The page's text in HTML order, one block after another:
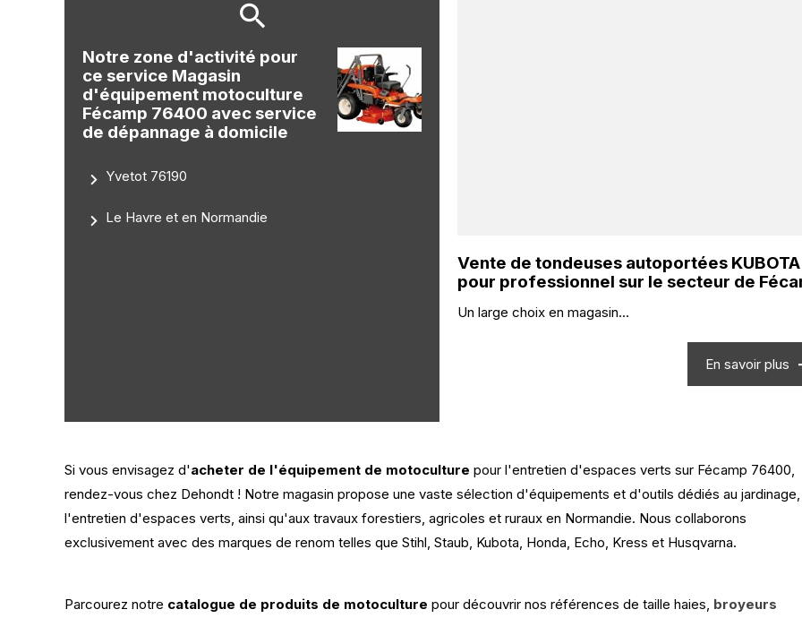
Notre zone d'activité pour
ce service Magasin
d'équipement motoculture
Fécamp 76400 avec service
de dépannage à domicile
Yvetot 76190
Le Havre et en Normandie
Vente de tondeuses autoportées KUBOTA
pour professionnel sur le secteur de
Un large choix en magasin...
En savoir plus
Si vous envisagez d'acheter de l'équipement de motoculture pour l'entretien d'espaces verts sur Fécamp 76400,
rendez-vous chez Dehondt ! Notre magasin propose une vaste sélection d'équipements et d'outils dédiés au
l'entretien d'espaces verts, ainsi qu'aux travaux forestiers, agricoles et ruraux en Normandie. Nous collaborons
exclusivement avec des marques de renom telles que Stihl, Staub, Kubota, Honda, Echo, Kress et Husqvarna.
Parcourez notre catalogue de produits de motoculture pour découvrir nos références de taille haies, broyeurs